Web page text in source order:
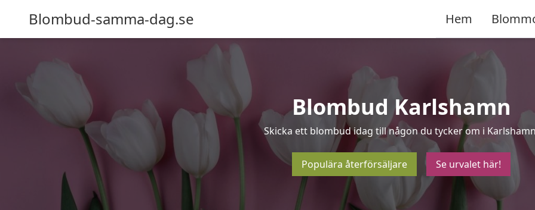
Blombud-samma-dag.se Hem
Blombud Karlshamn
Skicka ett blombud idag till någon du tycker om i
Populära återförsäljare Se urvalet här!